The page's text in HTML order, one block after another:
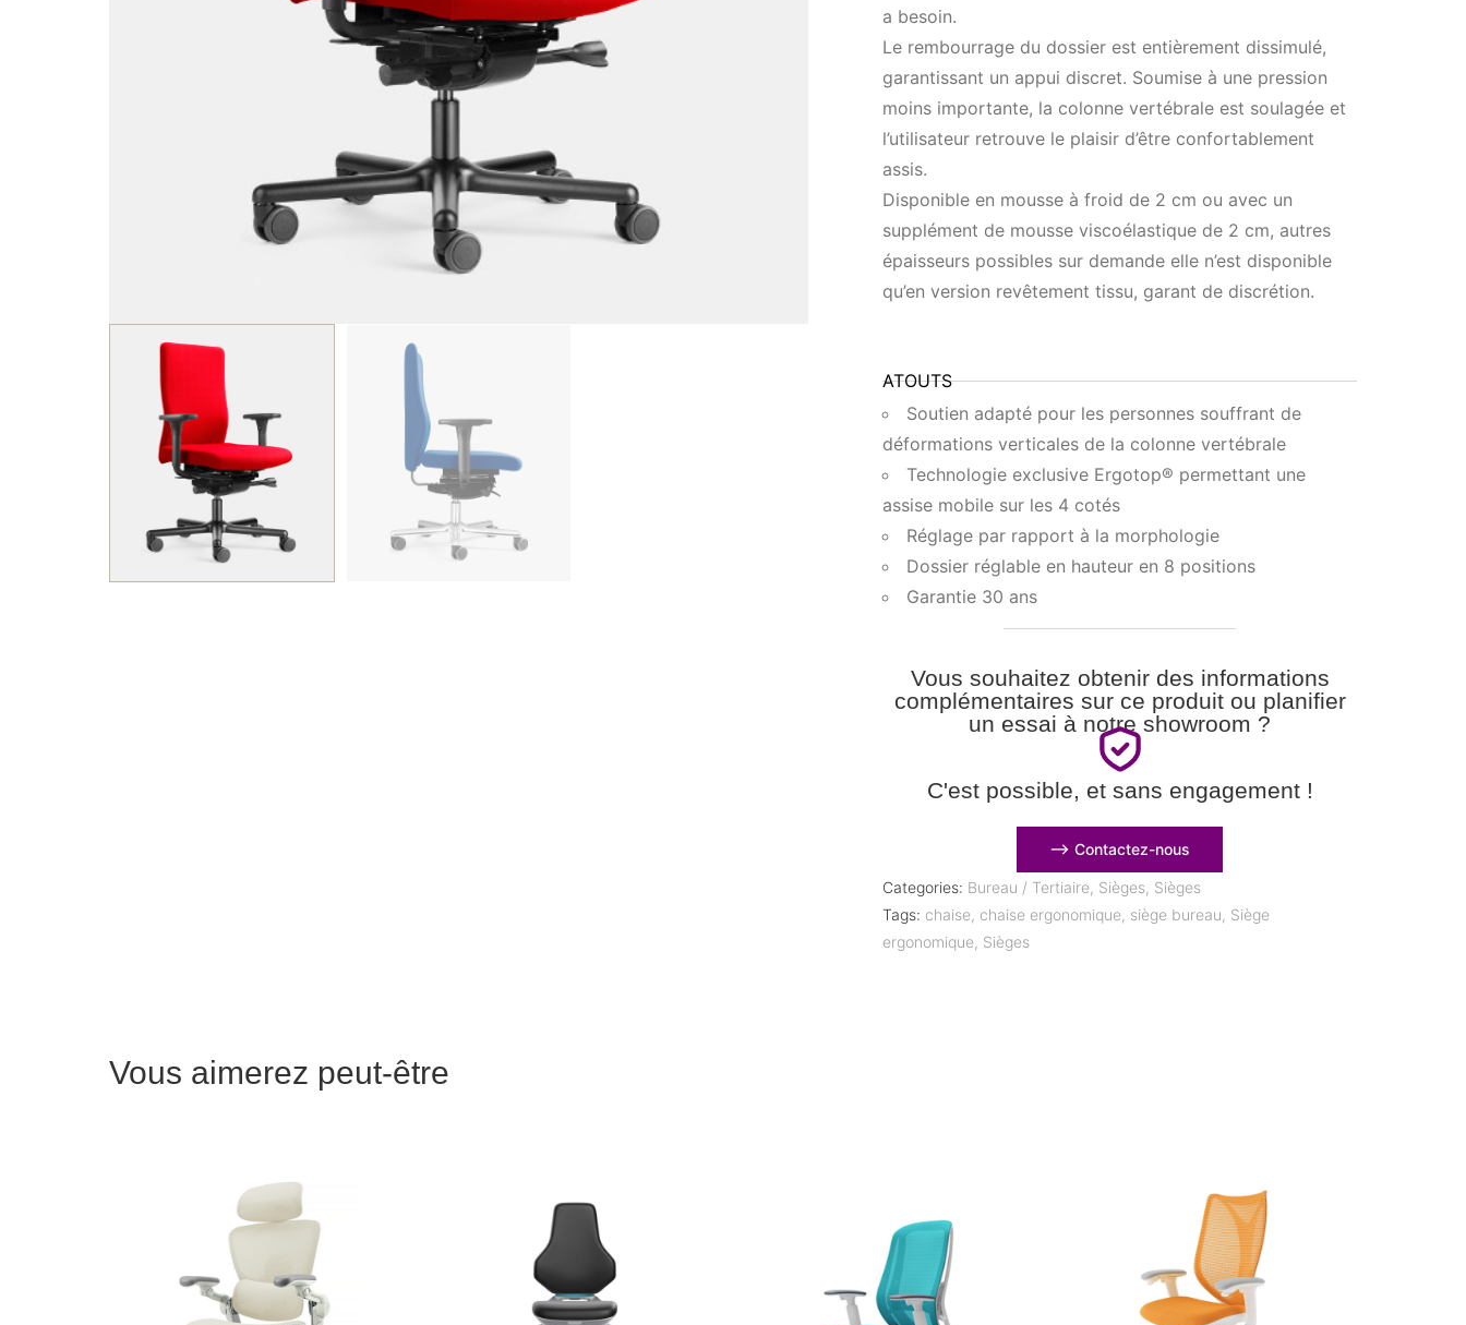
a besoin.
Le rembourrage du dossier est entièrement dissimulé,
garantissant un appui discret. Soumise à une pression
moins importante, la colonne vertébrale est soulagée et
l’utilisateur retrouve le plaisir d’être confortablement
assis.
Disponible en mousse à froid de 2 cm ou avec un
supplément de mousse viscoélastique de 2 cm, autres
épaisseurs possibles sur demande elle n’est disponible
qu’en version revêtement tissu, garant de discrétion.
ATOUTS
Soutien adapté pour les personnes souffrant de
déformations verticales de la colonne vertébrale
Technologie exclusive Ergotop® permettant une
assise mobile sur les 4 cotés
Réglage par rapport à la morphologie
Dossier réglable en hauteur en 8 positions
Garantie 30 ans
Vous souhaitez obtenir des informations
complémentaires sur ce produit ou planifier
un essai à notre showroom ?
C'est possible, et sans engagement !
⟶ Contactez-nous
Categories: Bureau / Tertiaire, Sièges, Sièges
Tags: chaise, chaise ergonomique, siège bureau, Siège
ergonomique, Sièges
Vous aimerez peut-être